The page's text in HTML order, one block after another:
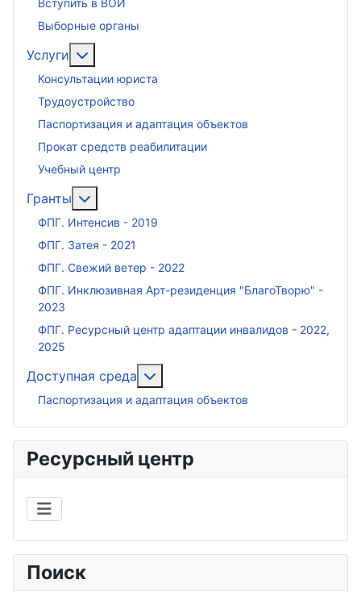
Выборные органы
Услуги
Консультации юриста
Трудоустройство
Паспортизация и адаптация объектов
Прокат средств реабилитации
Учебный центр
Гранты
ФПГ. Интенсив - 2019
ФПГ. Затея - 2021
ФПГ. Свежий ветер - 2022
ФПГ. Инклюзивная Арт-резиденция "БлагоТворю" -
2023
ФПГ. Ресурсный центр адаптации инвалидов - 2022,
2025
Доступная среда
Паспортизация и адаптация объектов
Ресурсный центр
Поиск